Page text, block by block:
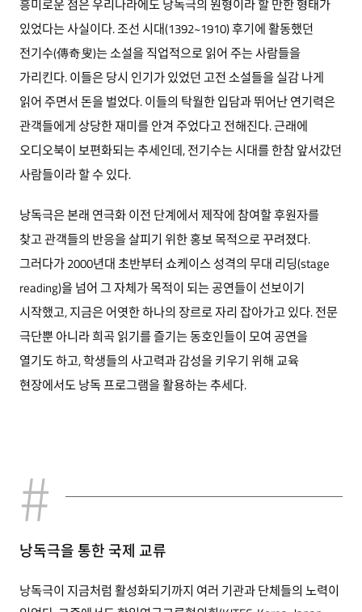
흥미로운 점은 우리나라에도 낭독극의 원형이라 할 만한 형태가
있었다는 사실이다. 조선 시대(1392~1910) 후기에 활동했던
전기수(傳奇叟)는 소설을 직업적으로 읽어 주는 사람들을
가리킨다. 이들은 당시 인기가 있었던 고전 소설들을 실감 나게
읽어 주면서 돈을 벌었다. 이들의 탁월한 입담과 뛰어난 연기력은
관객들에게 상당한 재미를 안겨 주었다고 전해진다. 근래에
오디오북이 보편화되는 추세인데, 전기수는 시대를 한참 앞서갔던
사람들이라 할 수 있다.
낭독극은 본래 연극화 이전 단계에서 제작에 참여할 후원자를
찾고 관객들의 반응을 살피기 위한 홍보 목적으로 꾸려졌다.
그러다가 2000년대 초반부터 쇼케이스 성격의 무대 리딩(stage
reading)을 넘어 그 자체가 목적이 되는 공연들이 선보이기
시작했고, 지금은 어엿한 하나의 장르로 자리 잡아가고 있다. 전문
극단뿐 아니라 희곡 읽기를 즐기는 동호인들이 모여 공연을
열기도 하고, 학생들의 사고력과 감성을 키우기 위해 교육
현장에서도 낭독 프로그램을 활용하는 추세다.
낭독극을 통한 국제 교류
낭독극이 지금처럼 활성화되기까지 여러 기관과 단체들의 노력이